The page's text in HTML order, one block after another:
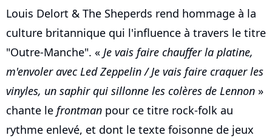
Louis Delort & The Sheperds rend hommage à la
culture britannique qui l'influence à travers le titre
"Outre-Manche". « Je vais faire chauffer la platine,
m'envoler avec Led Zeppelin / Je vais faire craquer les
vinyles, un saphir qui sillonne les colères de Lennon »
chante le frontman pour ce titre rock-folk au
rythme enlevé, et dont le texte foisonne de jeux